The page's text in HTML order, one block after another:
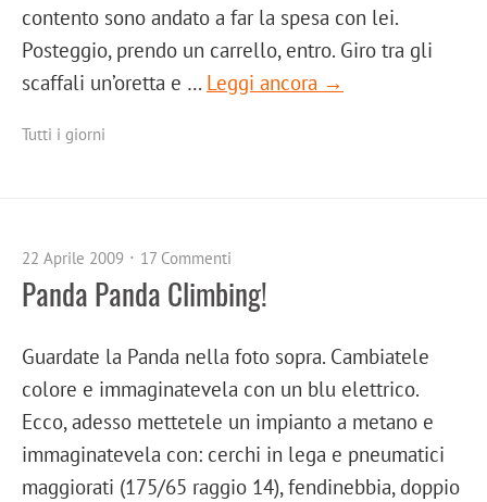
contento sono andato a far la spesa con lei.
Posteggio, prendo un carrello, entro. Giro tra gli
scaffali un’oretta e … Leggi ancora →
Tutti i giorni
22 Aprile 2009 17 Commenti
Panda Panda Climbing!
Guardate la Panda nella foto sopra. Cambiatele
colore e immaginatevela con un blu elettrico.
Ecco, adesso mettetele un impianto a metano e
immaginatevela con: cerchi in lega e pneumatici
maggiorati (175/65 raggio 14), fendinebbia, doppio